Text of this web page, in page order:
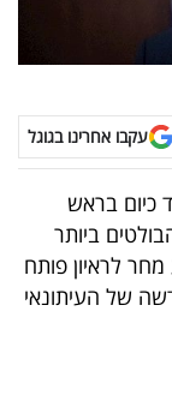
עקבו אחרינו בגוגל
בראש
ביותר
לראיון פותח
של העיתונאי